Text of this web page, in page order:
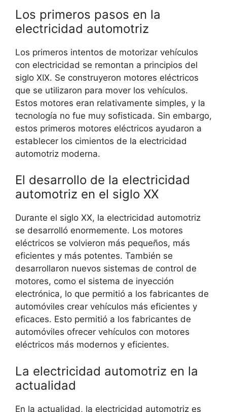
Los primeros pasos en la
electricidad automotriz
Los primeros intentos de motorizar vehículos
con electricidad se remontan a principios del
siglo XIX. Se construyeron motores eléctricos
que se utilizaron para mover los vehículos.
Estos motores eran relativamente simples, y la
tecnología no fue muy sofisticada. Sin embargo,
estos primeros motores eléctricos ayudaron a
establecer los cimientos de la electricidad
automotriz moderna.
El desarrollo de la electricidad
automotriz en el siglo XX
Durante el siglo XX, la electricidad automotriz
se desarrolló enormemente. Los motores
eléctricos se volvieron más pequeños, más
eficientes y más potentes. También se
desarrollaron nuevos sistemas de control de
motores, como el sistema de inyección
electrónica, lo que permitió a los fabricantes de
automóviles crear vehículos más eficientes y
eficaces. Esto permitió a los fabricantes de
automóviles ofrecer vehículos con motores
eléctricos más modernos y eficientes.
La electricidad automotriz en la
actualidad
En la actualidad, la electricidad automotriz es